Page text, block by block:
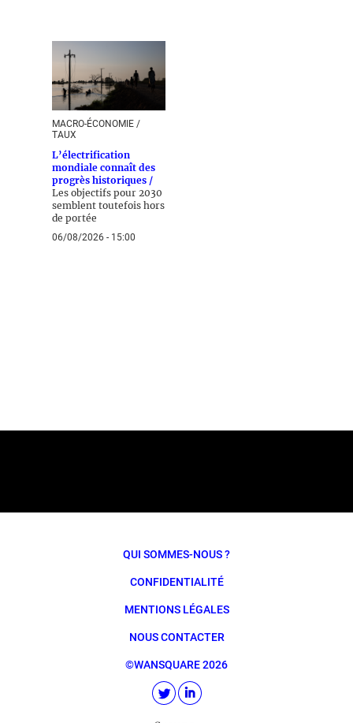
MACRO-ÉCONOMIE /
TAUX
L’électrification
mondiale connaît des
progrès historiques /
Les objectifs pour 2030
semblent toutefois hors
de portée
06/08/2026 - 15:00
QUI SOMMES-NOUS ?
CONFIDENTIALITÉ
MENTIONS LÉGALES
NOUS CONTACTER
©WANSQUARE 2026